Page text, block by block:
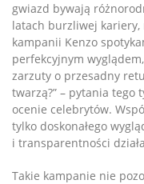
gwiazd bywają
latach burzliwej
kampanii Kenzo
perfekcyjnym
zarzuty o przesadny
twarzą?” – pytania tego
ocenie celebrytów.
tylko doskonałego
i transparentności
Takie kampanie nie